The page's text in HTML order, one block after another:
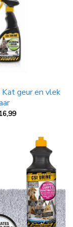
Kat geur en vlek
Prijsklasse: